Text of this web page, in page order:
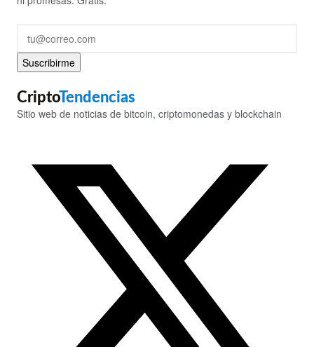
Suscribirme
CriptoTendencias
Sitio web de noticias de bitcoin, criptomonedas y blockchain